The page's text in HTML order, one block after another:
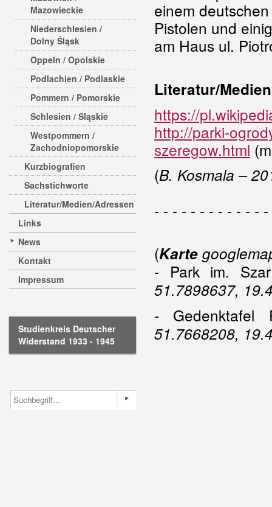
Mazowieckie
Niederschlesien /
Dolny Śląsk
Oppeln / Opolskie
Podlachien / Podlaskie
Pommern / Pomorskie
Schlesien / Sląskie
Westpommern /
Zachodniopomorskie
Kurzbiografien
Sachstichworte
Literatur/Medien/Adressen
Links
News
Kontakt
Impressum
Studienkreis Deutscher
Widerstand 1933 - 1945
einem
Pistolen und
am Haus ul.
Literatur/Medien
https://
http://parki-
szeregow.html
(B. Kosmala –
- - - - - - - - - - - -
(Karte
- Park im.
51.7898637,
- Gedenktafel
51.7668208,